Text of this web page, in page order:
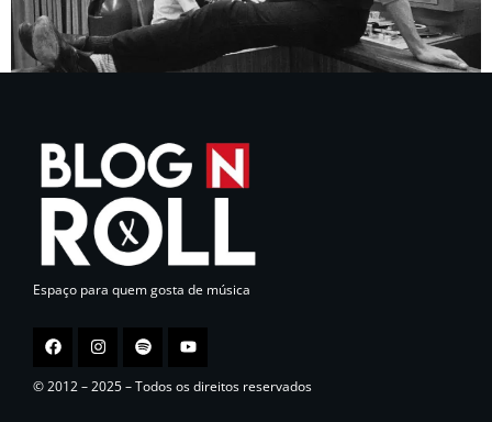
Espaço para quem gosta de música
© 2012 – 2025 – Todos os direitos reservados